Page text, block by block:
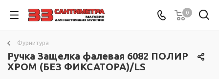
0
Фурнитура
Ручка Защелка фалевая 6082 ПОЛИР
ХРОМ (БЕЗ ФИКСАТОРА)/LS